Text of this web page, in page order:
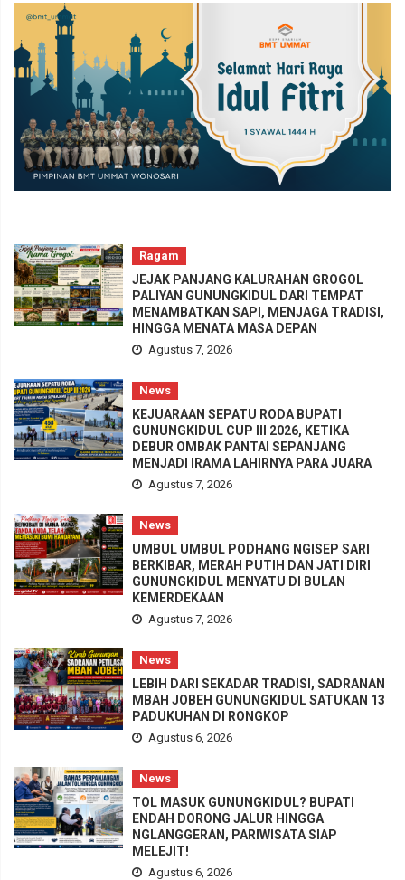
Ragam
JEJAK PANJANG KALURAHAN GROGOL
PALIYAN GUNUNGKIDUL DARI TEMPAT
MENAMBATKAN SAPI, MENJAGA TRADISI,
HINGGA MENATA MASA DEPAN
Agustus 7, 2026
News
KEJUARAAN SEPATU RODA BUPATI
GUNUNGKIDUL CUP III 2026, KETIKA
DEBUR OMBAK PANTAI SEPANJANG
MENJADI IRAMA LAHIRNYA PARA JUARA
Agustus 7, 2026
News
UMBUL UMBUL PODHANG NGISEP SARI
BERKIBAR, MERAH PUTIH DAN JATI DIRI
GUNUNGKIDUL MENYATU DI BULAN
KEMERDEKAAN
Agustus 7, 2026
News
LEBIH DARI SEKADAR TRADISI, SADRANAN
MBAH JOBEH GUNUNGKIDUL SATUKAN 13
PADUKUHAN DI RONGKOP
Agustus 6, 2026
News
TOL MASUK GUNUNGKIDUL? BUPATI
ENDAH DORONG JALUR HINGGA
NGLANGGERAN, PARIWISATA SIAP
MELEJIT!
Agustus 6, 2026